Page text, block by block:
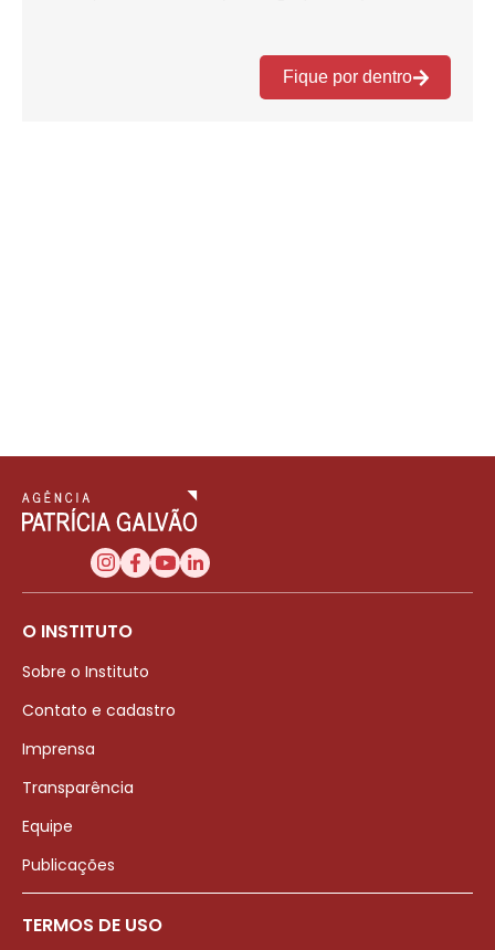
O INSTITUTO
Sobre o Instituto
Contato e cadastro
Imprensa
Transparência
Equipe
Publicações
TERMOS DE USO